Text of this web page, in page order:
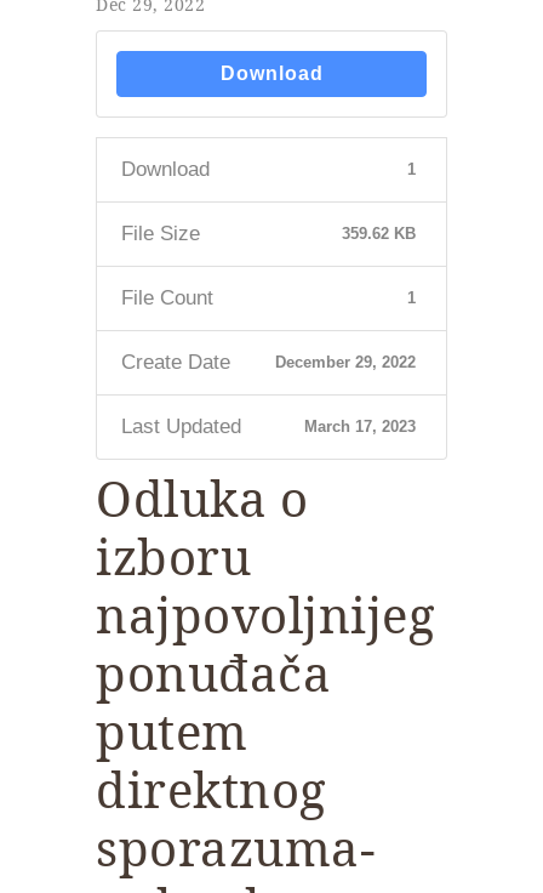
Download
Download 1
File Size 359.62 KB
File Count 1
Create Date December 29, 2022
Last Updated March 17, 2023
Odluka o
izboru
najpovoljnijeg
ponuđača
putem
direktnog
sporazuma-